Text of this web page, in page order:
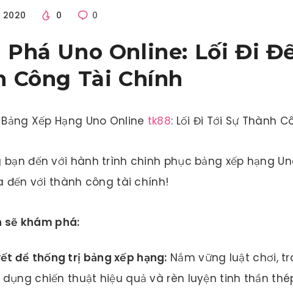
2020 0 0
Phá Uno Online: Lối Đi
Công Tài Chính
Xếp Hạng Uno Online tk88: Lối Đi Tới Sự Thành
bạn đến với hành trình chinh phục bảng xếp hạng
đến với thành công tài chính!
sẽ khám phá:
để thống trị bảng xếp hạng: Nắm vững luật chơi,
dụng chiến thuật hiệu quả và rèn luyện tinh thần